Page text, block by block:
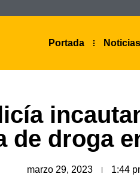
Portada Noticias
de droga
marzo 29, 2023 1:44